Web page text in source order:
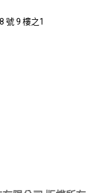
號 9 樓之1